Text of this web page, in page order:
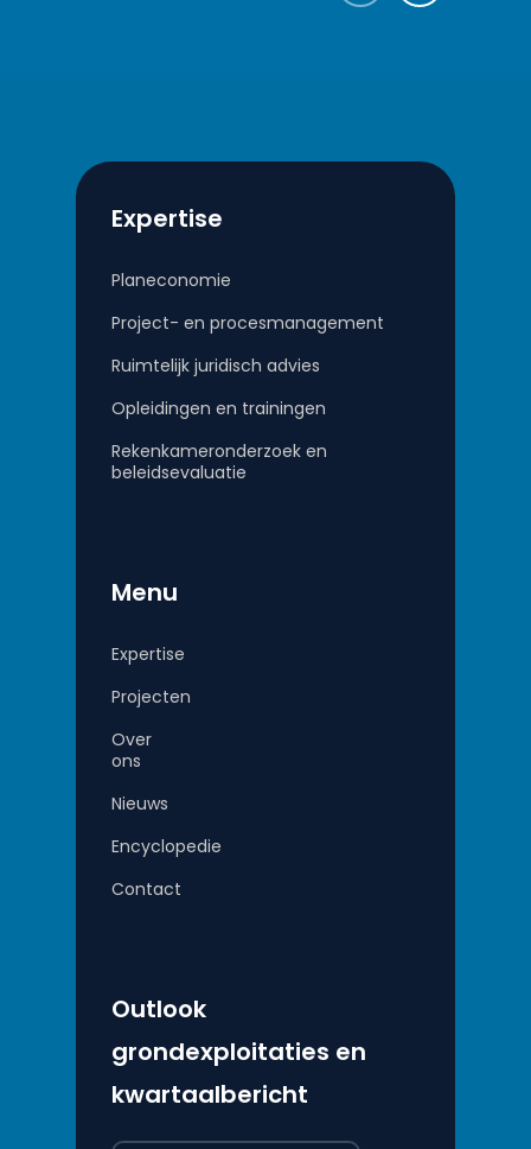
Expertise
Planeconomie
Project- en procesmanagement
Ruimtelijk juridisch advies
Opleidingen en trainingen
Rekenkameronderzoek en
beleidsevaluatie
Menu
Expertise
Projecten
Over
ons
Nieuws
Encyclopedie
Contact
Outlook
grondexploitaties en
kwartaalbericht